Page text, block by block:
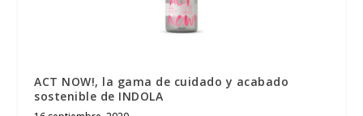
ACT NOW!, la gama de cuidado y acabado
sostenible de INDOLA